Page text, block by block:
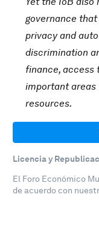
governance
privacy and
discrimination
finance, access
important
resources.
Licencia y
El Foro Económico
de acuerdo con